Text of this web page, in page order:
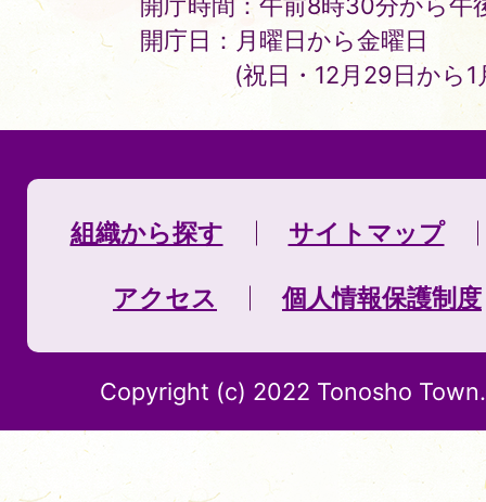
開庁日：月曜日から金曜日
(祝日・12月29日から
組織から探す サイトマップ
アクセス 個人情報保護制度
Copyright (c) 2022 Tonosho